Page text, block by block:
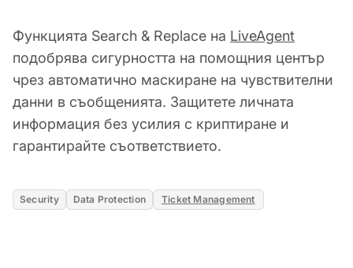
Функцията Search & Replace на LiveAgent
подобрява сигурността на помощния център
чрез автоматично маскиране на чувствителни
данни в съобщенията. Защитете личната
информация без усилия с криптиране и
гарантирайте съответствието.
Security Data Protection Ticket Management